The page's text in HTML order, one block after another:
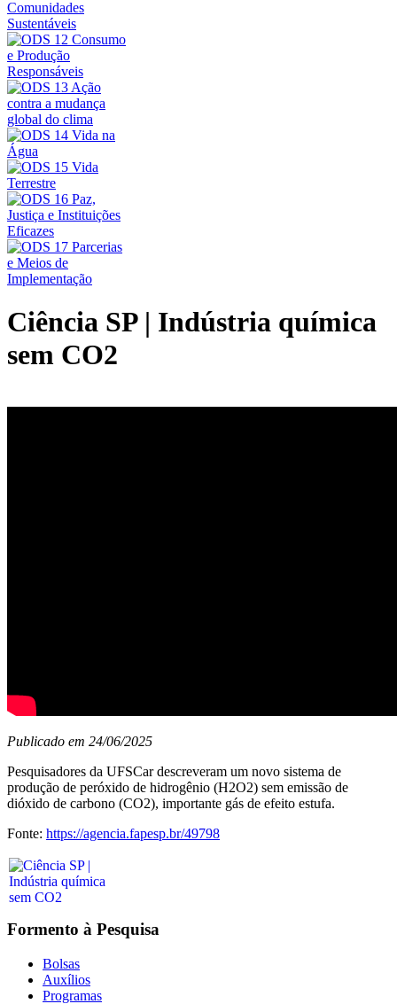
Ciência SP | Indústria química
sem CO2
Publicado em 24/06/2025
Pesquisadores da UFSCar descreveram um novo sistema de
produção de peróxido de hidrogênio (H2O2) sem emissão de
dióxido de carbono (CO2), importante gás de efeito estufa.
Fonte: https://agencia.fapesp.br/49798
Formento à Pesquisa
Bolsas
Auxílios
Programas